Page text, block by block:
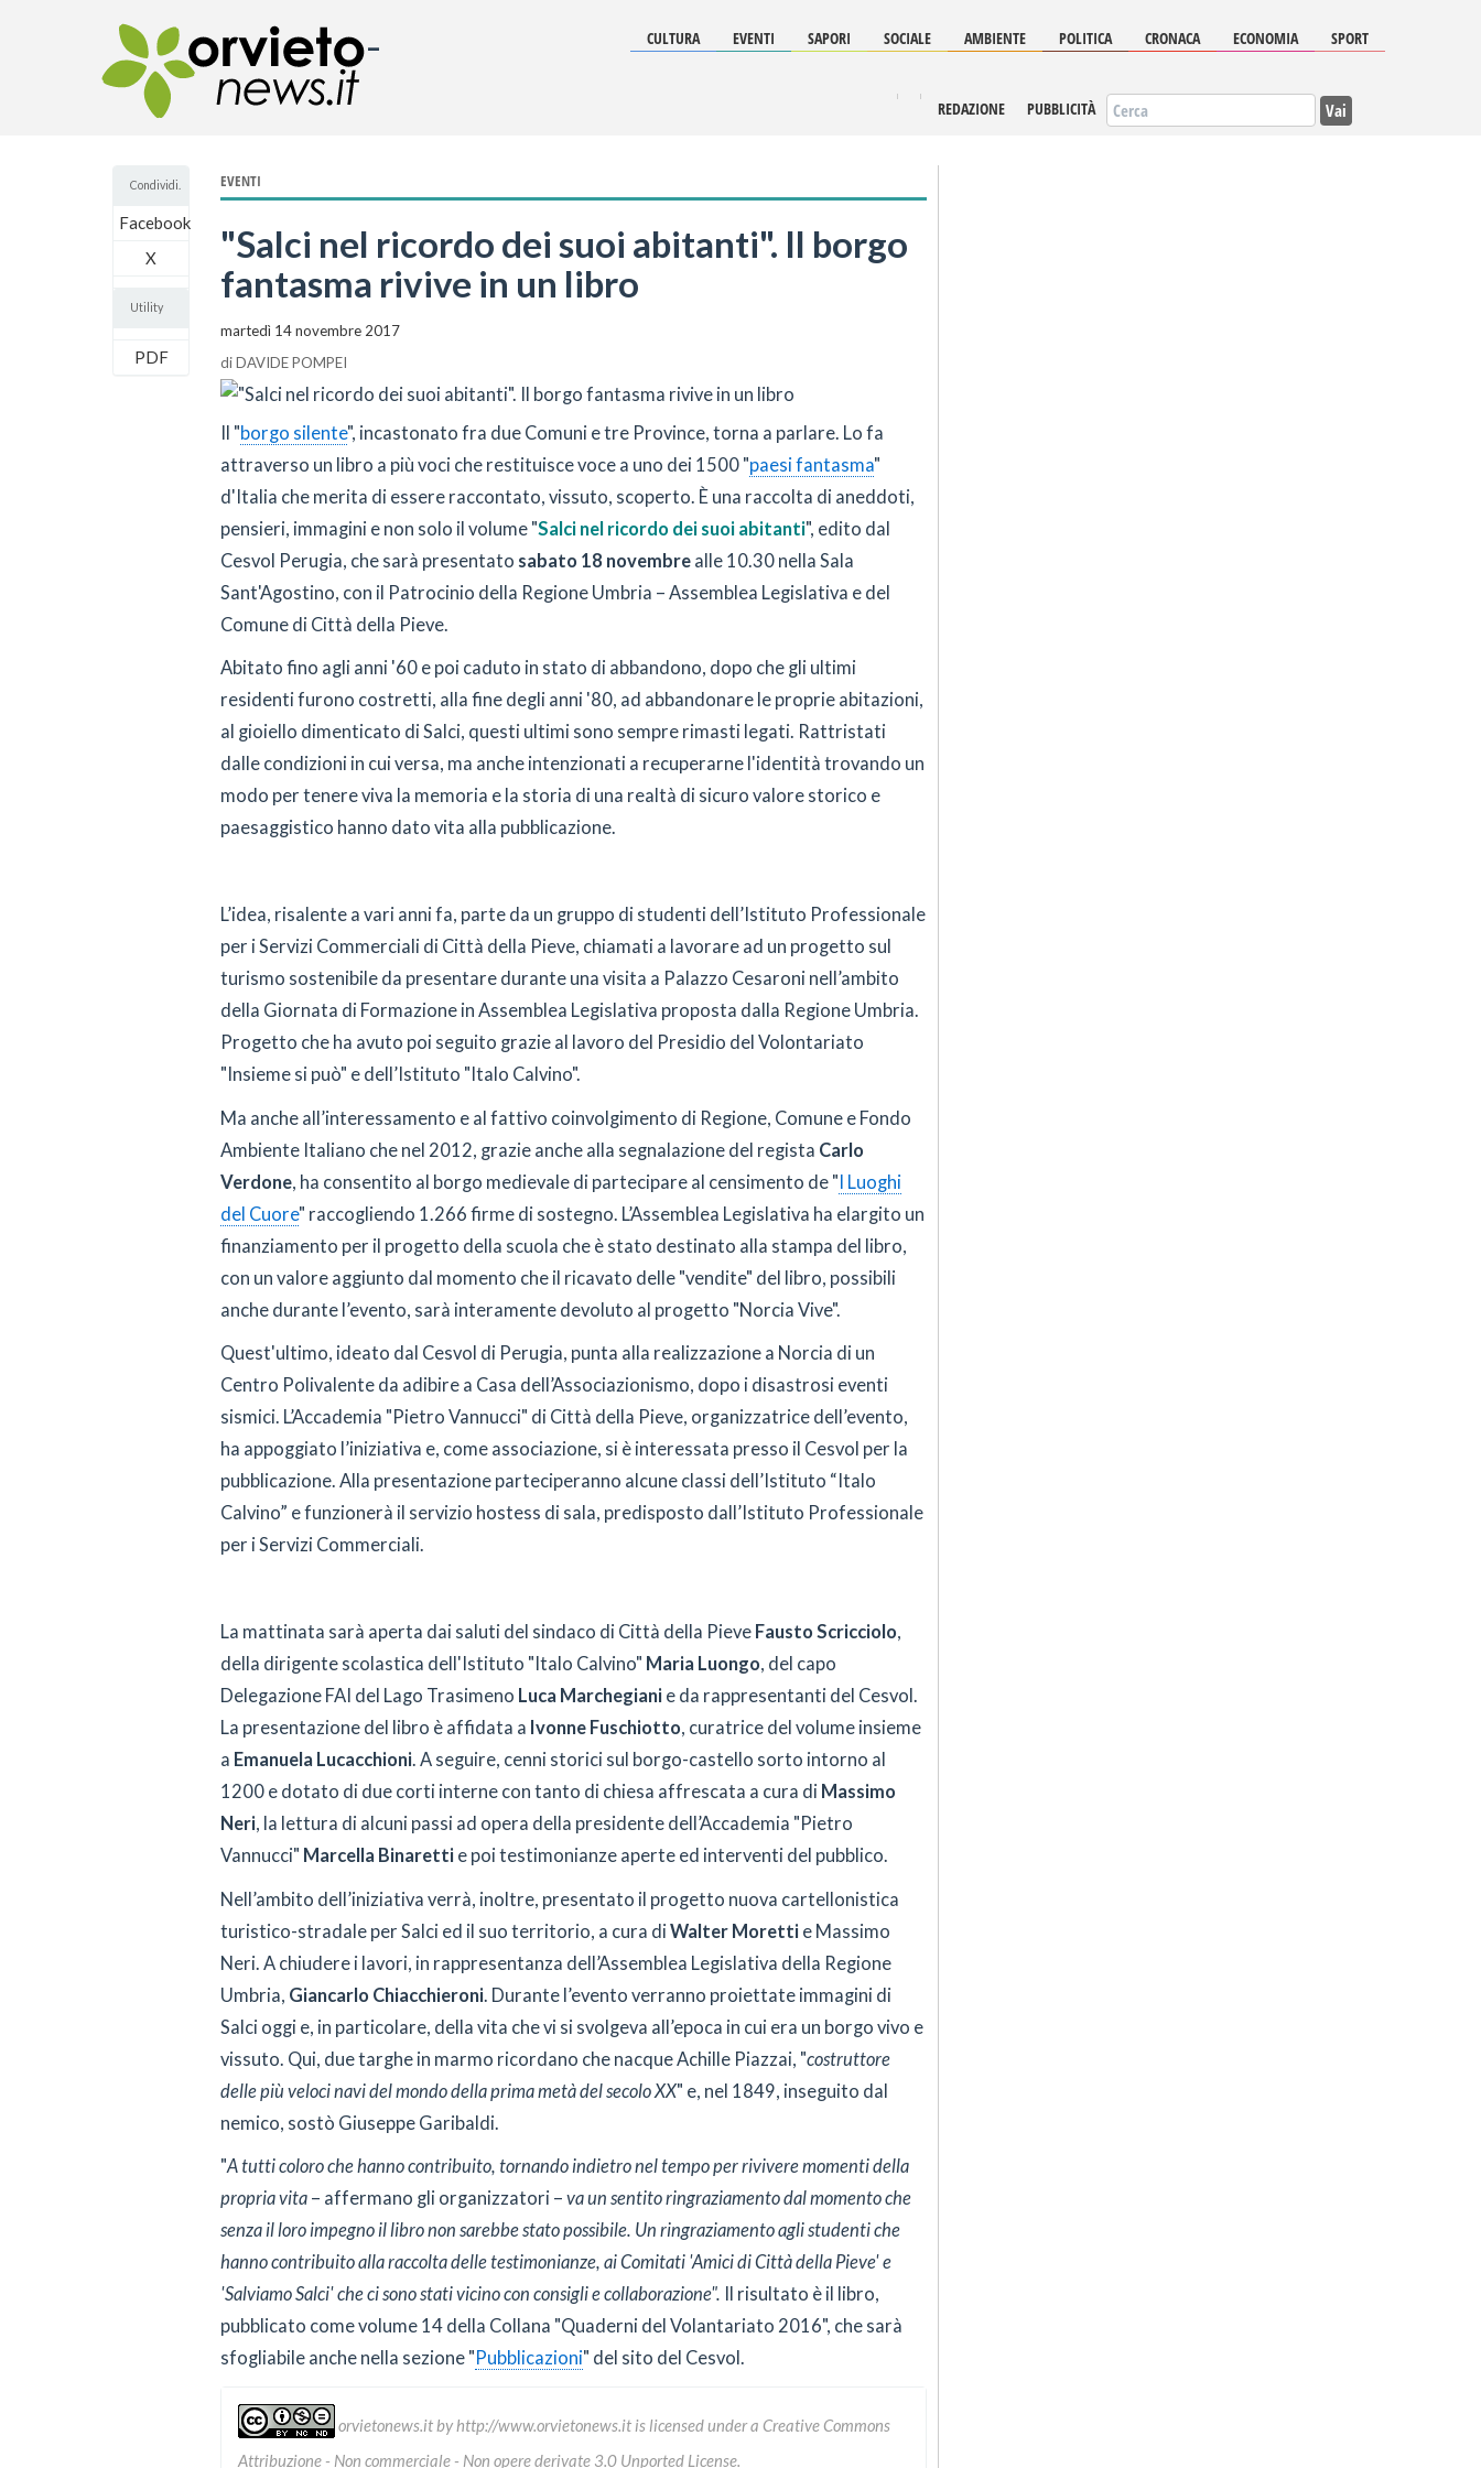
- CULTURA EVENTI SAPORI SOCIALE AMBIENTE POLITICA CRONACA ECONOMIA SPORT
REDAZIONE PUBBLICITÀ Vai
Condividi.
Facebook
X
Utility
PDF
EVENTI
"Salci nel ricordo dei suoi abitanti". Il borgo
fantasma rivive in un libro
martedì 14 novembre 2017
diDAVIDE POMPEI
Il "borgo silente", incastonato fra due Comuni e tre Province, torna a parlare. Lo fa
attraverso un libro a più voci che restituisce voce a uno dei 1500 "paesi fantasma"
d'Italia che merita di essere raccontato, vissuto, scoperto. È una raccolta di aneddoti,
pensieri, immagini e non solo il volume "Salci nel ricordo dei suoi abitanti", edito dal
Cesvol Perugia, che sarà presentato sabato 18 novembrealle 10.30 nella Sala
Sant'Agostino, con il Patrocinio della Regione Umbria – Assemblea Legislativa e del
Comune di Città della Pieve.
Abitato fino agli anni '60 e poi caduto in stato di abbandono, dopo che gli ultimi
residenti furono costretti, alla fine degli anni '80, ad abbandonare le proprie abitazioni,
al gioiello dimenticato di Salci, questi ultimi sono sempre rimasti legati. Rattristati
dalle condizioni in cui versa, ma anche intenzionati a recuperarne l'identità trovando un
modo per tenere viva la memoria e la storia di una realtà di sicuro valore storico e
paesaggistico hanno dato vita alla pubblicazione.
L’idea, risalente a vari anni fa, parte da un gruppo di studenti dell’Istituto Professionale
per i Servizi Commerciali di Città della Pieve, chiamati a lavorare ad un progetto sul
turismo sostenibile da presentare durante una visita a Palazzo Cesaroni nell’ambito
della Giornata di Formazione in Assemblea Legislativa proposta dalla Regione Umbria.
Progetto che ha avuto poi seguito grazie al lavoro del Presidio del Volontariato
"Insieme si può" e dell’Istituto "Italo Calvino".
Ma anche all’interessamento e al fattivo coinvolgimento di Regione, Comune e Fondo
Ambiente Italiano che nel 2012, grazie anche alla segnalazione del regista Carlo
Verdone, ha consentito al borgo medievale di partecipare al censimento de "I Luoghi
del Cuore" raccogliendo 1.266 firme di sostegno. L’Assemblea Legislativa ha elargito un
finanziamento per il progetto della scuola che è stato destinato alla stampa del libro,
con un valore aggiunto dal momento che il ricavato delle "vendite" del libro, possibili
anche durante l’evento, sarà interamente devoluto al progetto "Norcia Vive".
Quest'ultimo, ideato dal Cesvol di Perugia, punta alla realizzazione a Norcia di un
Centro Polivalente da adibire a Casa dell’Associazionismo, dopo i disastrosi eventi
sismici. L’Accademia "Pietro Vannucci" di Città della Pieve, organizzatrice dell’evento,
ha appoggiato l’iniziativa e, come associazione, si è interessata presso il Cesvol per la
pubblicazione. Alla presentazione parteciperanno alcune classi dell’Istituto “Italo
Calvino” e funzionerà il servizio hostess di sala, predisposto dall’Istituto Professionale
per i Servizi Commerciali.
La mattinata sarà aperta dai saluti del sindaco di Città della Pieve Fausto Scricciolo,
della dirigente scolastica dell'Istituto "Italo Calvino" Maria Luongo, del capo
Delegazione FAI del Lago Trasimeno Luca Marchegianie da rappresentanti del Cesvol.
La presentazione del libro è affidata a Ivonne Fuschiotto, curatrice del volume insieme
a Emanuela Lucacchioni. A seguire, cenni storici sul borgo-castello sorto intorno al
1200 e dotato di due corti interne con tanto di chiesa affrescata a cura di Massimo
Neri, la lettura di alcuni passi ad opera della presidente dell’Accademia "Pietro
Vannucci" Marcella Binarettie poi testimonianze aperte ed interventi del pubblico.
Nell’ambito dell’iniziativa verrà, inoltre, presentato il progetto nuova cartellonistica
turistico-stradale per Salci ed il suo territorio, a cura di Walter Morettie Massimo
Neri. A chiudere i lavori, in rappresentanza dell’Assemblea Legislativa della Regione
Umbria, Giancarlo Chiacchieroni. Durante l’evento verranno proiettate immagini di
Salci oggi e, in particolare, della vita che vi si svolgeva all’epoca in cui era un borgo vivo e
vissuto. Qui, due targhe in marmo ricordano che nacque Achille Piazzai, "costruttore
delle più veloci navi del mondo della prima metà del secolo XX" e, nel 1849, inseguito dal
nemico, sostò Giuseppe Garibaldi.
"A tutti coloro che hanno contribuito, tornando indietro nel tempo per rivivere momenti della
propria vita– affermano gli organizzatori – va un sentito ringraziamento dal momento che
senza il loro impegno il libro non sarebbe stato possibile. Un ringraziamento agli studenti che
hanno contribuito alla raccolta delle testimonianze, ai Comitati 'Amici di Città della Pieve' e
'Salviamo Salci' che ci sono stati vicino con consigli e collaborazione".
Il risultato è il libro,
pubblicato come volume 14 della Collana "Quaderni del Volantariato 2016", che sarà
sfogliabile anche nella sezione " Pubblicazioni" del sito del Cesvol.
orvietonews.itby http://www.orvietonews.itis licensed under a Creative Commons
Attribuzione - Non commerciale - Non opere derivate 3.0 Unported License.